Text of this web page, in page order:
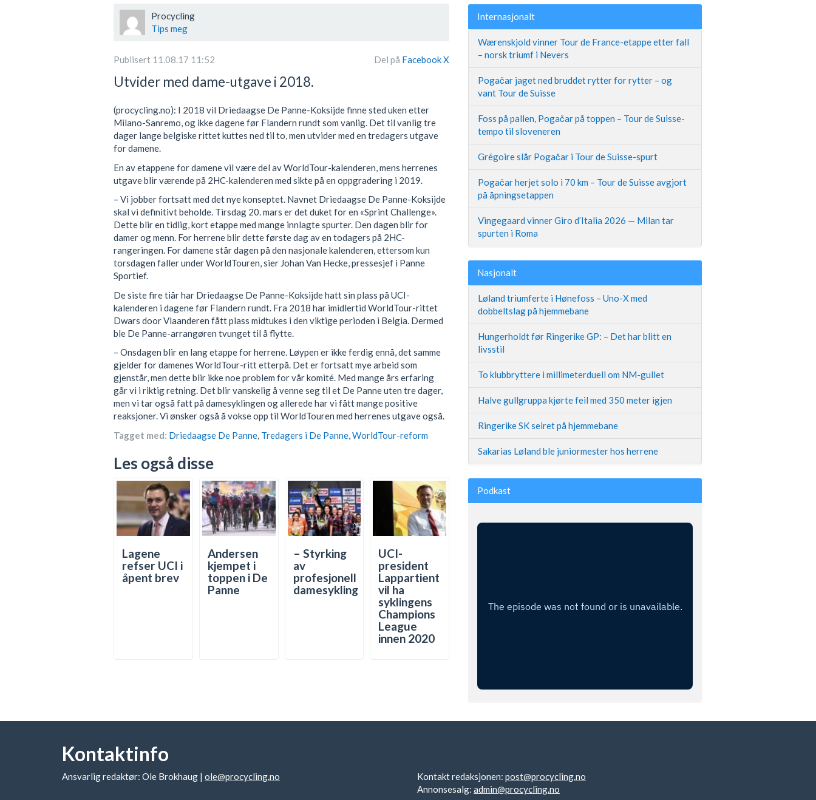
Procycling
Tips meg
Publisert 11.08.17 11:52 Del på FacebookX
Utvider med dame-utgave i 2018.
(procycling.no): I 2018 vil Driedaagse De Panne-Koksijde finne sted uken etter
Milano-Sanremo, og ikke dagene før Flandern rundt som vanlig. Det til vanlig tre
dager lange belgiske rittet kuttes ned til to, men utvider med en tredagers utgave
for damene.
En av etappene for damene vil være del av WorldTour-kalenderen, mens herrenes
utgave blir værende på 2HC-kalenderen med sikte på en oppgradering i 2019.
– Vi jobber fortsatt med det nye konseptet. Navnet Driedaagse De Panne-Koksijde
skal vi definitivt beholde. Tirsdag 20. mars er det duket for en «Sprint Challenge».
Dette blir en tidlig, kort etappe med mange innlagte spurter. Den dagen blir for
damer og menn. For herrene blir dette første dag av en todagers på 2HC-
rangeringen. For damene står dagen på den nasjonale kalenderen, ettersom kun
torsdagen faller under WorldTouren, sier Johan Van Hecke, pressesjef i Panne
Sportief.
De siste fire tiår har Driedaagse De Panne-Koksijde hatt sin plass på UCI-
kalenderen i dagene før Flandern rundt. Fra 2018 har imidlertid WorldTour-rittet
Dwars door Vlaanderen fått plass midtukes i den viktige perioden i Belgia. Dermed
ble De Panne-arrangøren tvunget til å flytte.
– Onsdagen blir en lang etappe for herrene. Løypen er ikke ferdig ennå, det samme
gjelder for damenes WorldTour-ritt etterpå. Det er fortsatt mye arbeid som
gjenstår, men dette blir ikke noe problem for vår komité. Med mange års erfaring
går vi i riktig retning. Det blir vanskelig å venne seg til et De Panne uten tre dager,
men vi tar også fatt på damesyklingen og allerede har vi fått mange positive
reaksjoner. Vi ønsker også å vokse opp til WorldTouren med herrenes utgave også.
Tagget med: Driedaagse De Panne, Tredagers i De Panne,WorldTour-reform
Les også disse
Lagene
refser UCI i
åpent brev
Andersen
kjempet i
toppen i De
Panne
– Styrking
av
profesjonell
damesykling
UCI-
president
Lappartient
vil ha
syklingens
Champions
League
innen 2020
Internasjonalt
Wærenskjold vinner Tour de France-etappe etter fall
– norsk triumf i Nevers
Pogačar jaget ned bruddet rytter for rytter – og
vant Tour de Suisse
Foss på pallen, Pogačar på toppen – Tour de Suisse-
tempo til sloveneren
Grégoire slår Pogačar i Tour de Suisse-spurt
Pogačar herjet solo i 70 km – Tour de Suisse avgjort
på åpningsetappen
Vingegaard vinner Giro d’Italia 2026 — Milan tar
spurten i Roma
Nasjonalt
Løland triumferte i Hønefoss – Uno-X med
dobbeltslag på hjemmebane
Hungerholdt før Ringerike GP: – Det har blitt en
livsstil
To klubbryttere i millimeterduell om NM-gullet
Halve gullgruppa kjørte feil med 350 meter igjen
Ringerike SK seiret på hjemmebane
Sakarias Løland ble juniormester hos herrene
Podkast
Kontaktinfo
Ansvarlig redaktør: Ole Brokhaug | ole@procycling.no Kontakt redaksjonen: post@procycling.no
Annonsesalg: admin@procycling.no